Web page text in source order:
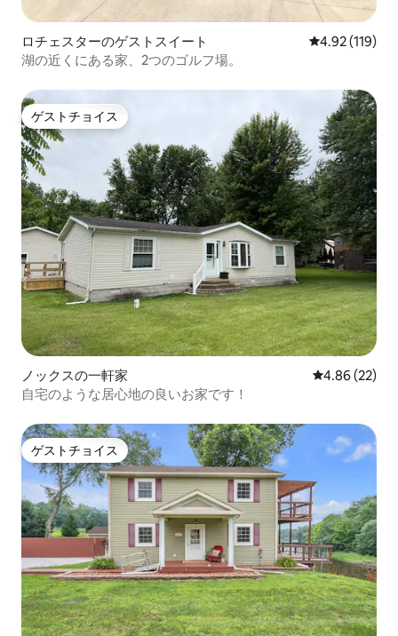
ロチェスターのゲストスイート レビュー119
4.92 (119)
湖の近くにある家、2つのゴルフ場。
ゲストチョイス
ゲストチョイス
ノックスの一軒家 レビュー22
4.86 (22)
自宅のような居心地の良いお家です！
ゲストチョイス
ゲストチョイス